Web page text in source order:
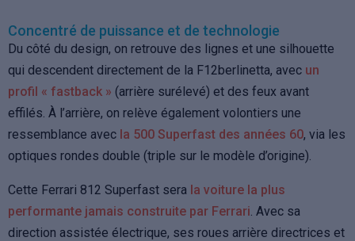
Concentré de puissance et de technologie
Du côté du design, on retrouve des lignes et une silhouette
qui descendent directement de la F12berlinetta, avec un
profil « fastback » (arrière surélevé) et des feux avant
effilés. À l’arrière, on relève également volontiers une
ressemblance avec la 500 Superfast des années 60, via les
optiques rondes double (triple sur le modèle d’origine).
Cette Ferrari 812 Superfast sera la voiture la plus
performante jamais construite par Ferrari. Avec sa
direction assistée électrique, ses roues arrière directrices et